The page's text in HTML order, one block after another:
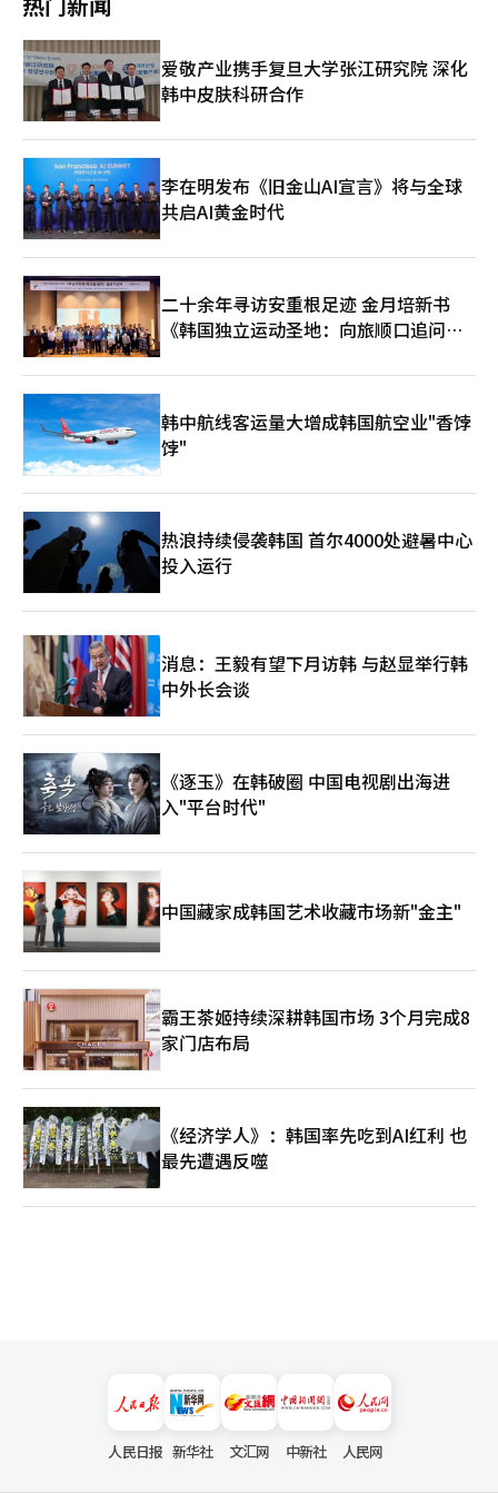
或失窃事件。 一些网友表示：“为了居民的安全，最低限度的身
份确认是必要的”，“戴着头盔可能无法清楚看到脸”，“如果对
所有外部访客，包括外卖员都适用相同程序，就不算歧视。” 在
有许多小孩或单身居民的公寓中，未确认身份的人自由使用公共入
口和电梯可能会引发不安。 不过，尽管需要安全程序，许多网友
对此表示赞同，认为应明确说明收集的个人信息范围和保管方式。
间，访客自然会感到不安。 最终，这场争议可以看作是居民安全
与外卖员劳动权利及个人信息保护之间的冲突。就像不能因为安全
理由而合理化所有要求一样，也难以将所有出入程序一概视为单方
面的霸权。 专家和网友们指出，各公寓的出入标准应进行整顿，
并应制定只需确认必要信息的方式。需要建立一个让使用配送服务
的居民和现场送餐的外卖员都能接受的共同标准。 另一方面，关
于此次事件的具体经过，主要通过A发布的视频和媒体报道得知。
由于该公寓的官方立场和现场的所有对话并未公开，因此也有观点
呼吁应避免对特定小区或相关人员进行无端的人身攻击和指责。※
本报道经人工智能（AI）系统翻译与编辑。
性循环。预计欧洲的粮食产量今年将减少约900万吨，莱茵河、卢
的研究人员分析称，极端蒸发条件使得气候变化导致西欧的发生概
率增加了约80倍，东欧则增加了约40倍。学者们并不将此次热浪
视为简单的异常气候或自然现象。自然的大气流动可能是直接原
因，但其背后是人类造成的气候变化。气候科学家詹姆斯·伦威克
全球各地出现的极端高温，无法不归因于气候变化。”他解释说，
过去也曾有高温，但现在的情况不同。地球平均气温稍微上升，极
端高温就会更频繁地出现，持续时间更长，强度也更大。他表示，
平均气温上升1至1.5度，极端高温发生的可能性将大幅增加。美国
伊利诺伊大学（UIUC）的阿希什·沙尔马（Ashish Sharma）教
授将其比作“改变了数字的骰子”。过去掷骰子时，如果运气不好
就会出现6，但高温本来就存在。然而，气候变化改变了骰子本
身。现在即使掷同样的骰子，出现极端高温的概率也大幅提高。如
果高气压或阻塞现象是引发高温的直接原因，那么全球变暖则在增
强高温的强度和持续时间。美国加州大学圣地亚哥分校的谢尚平
（Shang-Ping Xie）教授表示，此次热浪也是阻塞现象的典型案
热。同时，云和降雨减少，强烈的阳光持续加热地表。由于没有降
雨，干燥的土地无法降温，反而向大气释放更多热量。此外，平年
温暖的黄海和东海提供了额外的热量和水蒸气，导致夜间气温不降
的热带夜现象持续。谢教授表示：“所有这些现象的基础是温室气
体造成的缓慢但持续的全球变暖。”当然，科学是谨慎的。要准确
说明此次热浪因气候变化而发生的频率或强度增加了多少，需要进
行“气候归因”研究。这项工作是将实际地球与几乎没有温室气体
排放的人类活动的虚拟地球进行计算，以评估人类活动对特定热浪
的影响。但科学界普遍认为，尽管归因研究尚未完成，人类活动与
热浪之间的联系并不被否定。美国华盛顿大学的气象学家达根·弗
里尔森（Dargan Frierson）教授表示：“地球已经因化石燃料排
放发生了巨大变化，现在几乎不可能找到与工业化前气候完全无关
的气象现象。”他补充道：“化石燃料产生的巨大热能在大气和海
洋中积累，使得热浪出现得更频繁、更持久、更极端。”自然气候
变动也会产生影响。美国伊利诺伊大学的弗朗西娜·多明戈斯
（Francina Dominguez）教授解释说，强厄尔尼诺现象与全球变
何时何地出现的因素，而温室气体则不断提高热浪发生的基准线，
这是专家们的共同诊断。最终，即使相同的高气压来临，现在的夏
季也比过去更热。专家们预测，只要温室气体排放持续，高温将会
更加频繁、更加强烈、持续更久。弗里尔森教授警告：“化石燃料
燃烧越多，极端高温发生的可能性就越大。”伦威克教授提到，
2003年造成超过7万人死亡的欧洲热浪，预计到2050年将每两年重
复一次，并表示：“温室气体排放越多，变化和损害也将越
大。”谢教授也表示：“气候模型从几十年前就开始警告现在这样
的未来，”并指出：“全球范围内反复出现的热浪和大型森林火灾
正是这些预测成为现实的证明。”专家们普遍认为，高温不再是例
外的气候异常，而是人类造成的气候变化的新基准。高温的时机和
地点可以由自然的大气流动决定，但其强度和频率将随着温室气体
的积累而加剧。最终，现在的高温并不是暂时的异常现象，而是未
来将重复出现的预告片。※ 本报道经人工智能（AI）系统翻译与编
辑。
后，如果没有立即食用或用餐后有剩余食物，应尽快放入冰箱。
在保存剩余食物时，最好将其分装在多个浅容器中，而不是放在一
个大容器里。汤、炖菜和肉类等大量食物的中心部分会慢慢降温，
容易停留在适合细菌繁殖的温度。 食品药品安全处建议在冷藏熟
食时，将其分装在多个容器中，快速冷却后保持在5度以下。切勿
因要冷却而长时间将热食放在桌子上。 将外卖容器直接放入冰箱
不如转移到有盖的干净储存容器中。多人用筷子夹取的食物可能混
入唾液或餐具上的微生物，因此用餐后应尽快冷藏。 冰箱内也不
应过于拥挤。冷空气无法正常循环，即使放入冰箱，食物也可能无
法迅速降温。 冷藏的炸鸡、猪蹄和卤肉等肉类食品在再次食用
时，必须加热至内部充分热透。食品药品安全处建议肉类和家禽的
中心温度应加热至75度以上，持续1分钟。汤或炖菜在加热过程中
即使通过微波炉或空气炸锅重新加热，也无法保证安全。某些细菌
产生的毒素在加热后仍可能存在，因此如果不清楚食物在室温下放
置的时间，最好不要食用。 对于如紫菜包饭、寿司、沙拉和奶油
甜点等无需重新加热的食物，尤其要小心。含有鸡蛋、肉类、海鲜
和乳制品的食物也应在剩余后立即冷藏。※ 本报道经人工智能
（AI）系统翻译与编辑。
爱敬产业携手复旦大学张江研究院 深化
韩中皮肤科研合作
李在明发布《旧金山AI宣言》将与全球
共启AI黄金时代
二十余年寻访安重根足迹 金月培新书
《韩国独立运动圣地：向旅顺口追问历
韩中航线客运量大增成韩国航空业"香饽
饽"
热浪持续侵袭韩国 首尔4000处避暑中心
投入运行
消息：王毅有望下月访韩 与赵显举行韩
中外长会谈
《逐玉》在韩破圈 中国电视剧出海进
入"平台时代"
中国藏家成韩国艺术收藏市场新"金主"
霸王茶姬持续深耕韩国市场 3个月完成8
家门店布局
《经济学人》：韩国率先吃到AI红利 也
最先遭遇反噬
人民日报 新华社 文汇网 中新社 人民网